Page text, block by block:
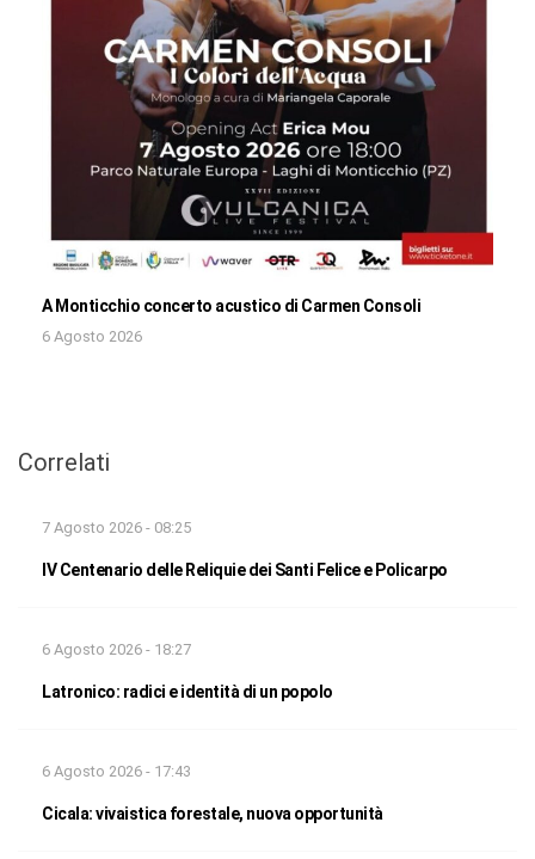
A Monticchio concerto acustico di Carmen Consoli
6 Agosto 2026
Correlati
7 Agosto 2026 - 08:25
IV Centenario delle Reliquie dei Santi Felice e Policarpo
6 Agosto 2026 - 18:27
Latronico: radici e identità di un popolo
6 Agosto 2026 - 17:43
Cicala: vivaistica forestale, nuova opportunità